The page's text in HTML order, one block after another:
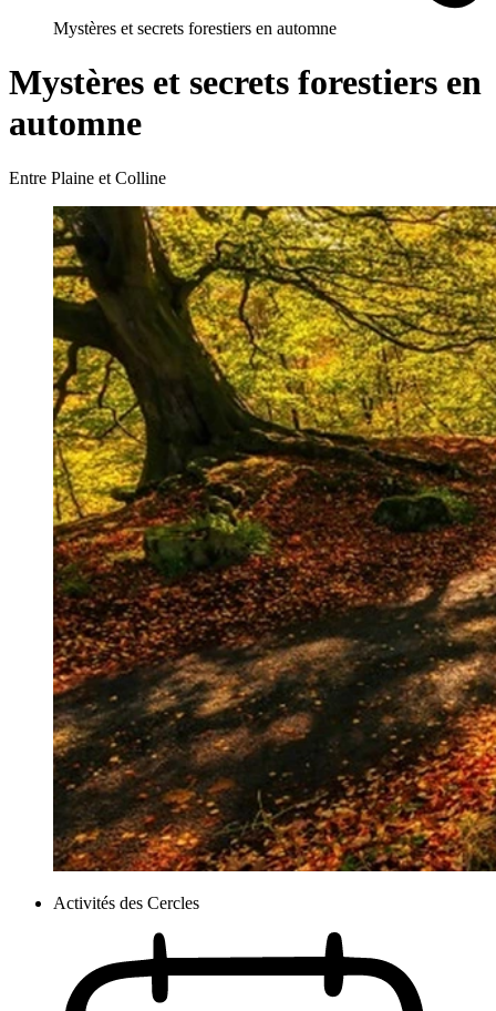
Mystères et secrets forestiers en automne
Mystères et secrets forestiers en
automne
Entre Plaine et Colline
Activités des Cercles